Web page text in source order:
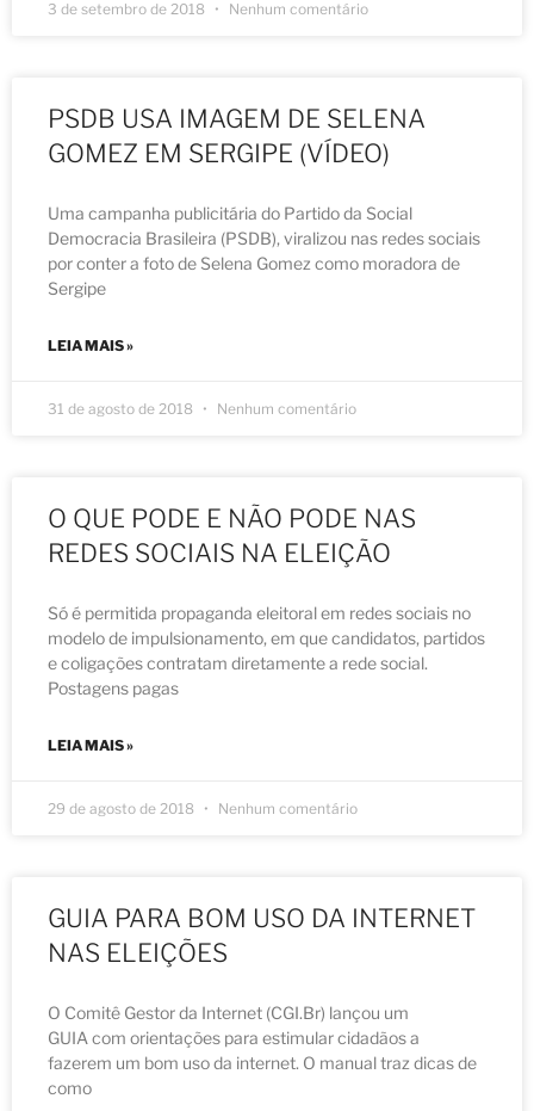
3 de setembro de 2018 Nenhum comentário
PSDB USA IMAGEM DE SELENA
GOMEZ EM SERGIPE (VÍDEO)
Uma campanha publicitária do Partido da Social
Democracia Brasileira (PSDB), viralizou nas redes sociais
por conter a foto de Selena Gomez como moradora de
Sergipe
LEIA MAIS »
31 de agosto de 2018 Nenhum comentário
O QUE PODE E NÃO PODE NAS
REDES SOCIAIS NA ELEIÇÃO
Só é permitida propaganda eleitoral em redes sociais no
modelo de impulsionamento, em que candidatos, partidos
e coligações contratam diretamente a rede social.
Postagens pagas
LEIA MAIS »
29 de agosto de 2018 Nenhum comentário
GUIA PARA BOM USO DA INTERNET
NAS ELEIÇÕES
O Comitê Gestor da Internet (CGI.Br) lançou um
GUIA com orientações para estimular cidadãos a
fazerem um bom uso da internet. O manual traz dicas de
como